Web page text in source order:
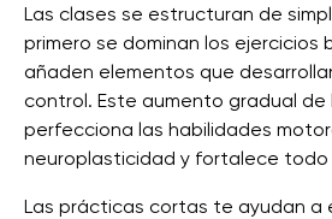
Las clases se estructuran de
primero se dominan los ejercicios
añaden elementos que
control. Este aumento gradual de
perfecciona las habilidades
neuroplasticidad y fortalece todo
Las prácticas cortas te ayudan a